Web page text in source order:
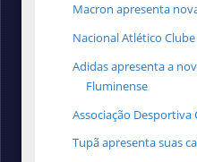
Macron apresenta
Nacional Atlético Clube
Adidas apresenta a
Fluminense
Associação Desportiva
Tupã apresenta suas